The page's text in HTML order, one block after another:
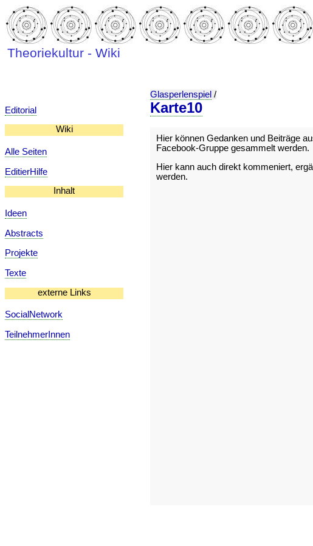
Theoriekultur - Wiki
Editorial
Wiki
Alle Seiten
EditierHilfe
Inhalt
Ideen
Abstracts
Projekte
Texte
externe Links
SocialNetwork
TeilnehmerInnen
Glasperlenspiel /
Karte10
Hier können Gedanken und Beiträge
Facebook-Gruppe gesammelt werden.
Hier kann auch direkt kommeniert,
werden.